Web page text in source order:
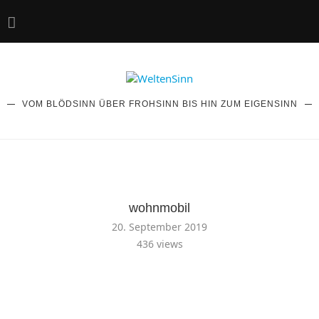
VOM BLÖDSINN ÜBER FROHSINN BIS HIN ZUM EIGENSINN
wohnmobil
20. September 2019
436views